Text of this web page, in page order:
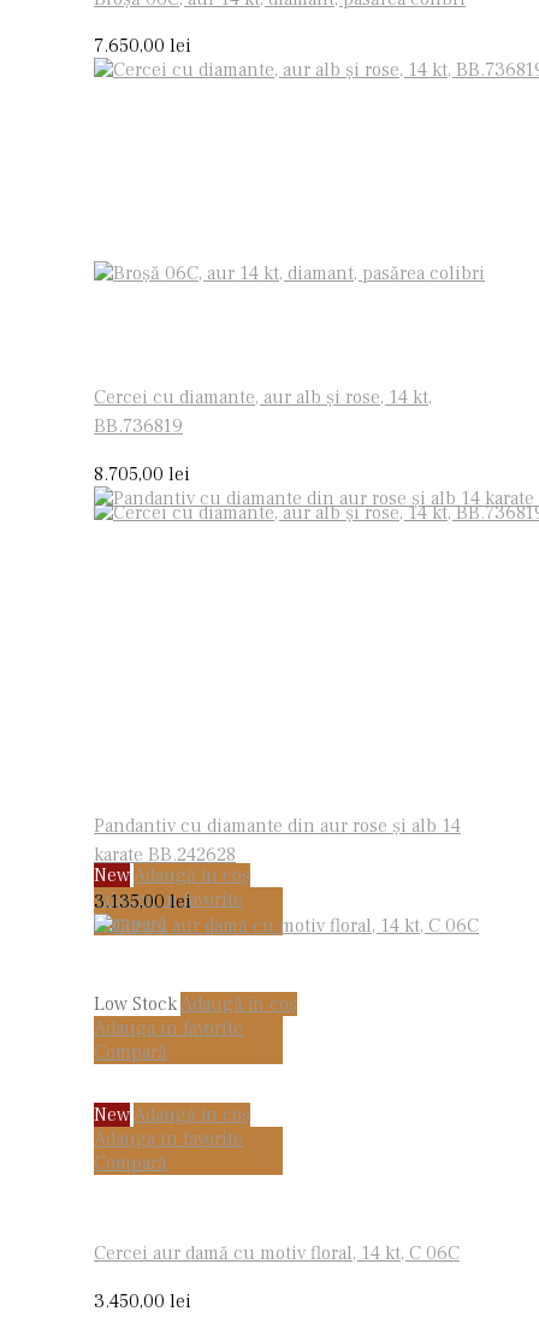
NewAdaugă în coș
Adauga in favorite
Compară
7.650,00 lei
NewAdaugă în coș
Adauga in favorite
Compară
Cercei cu diamante, aur alb și rose, 14 kt,
BB.736819
8.705,00 lei
Low StockAdaugă în coș
Adauga in favorite
Compară
Pandantiv cu diamante din aur rose și alb 14
karate BB.242628
3.135,00lei
Cercei aur damă cu motiv floral, 14 kt, C 06C
3.450,00 lei